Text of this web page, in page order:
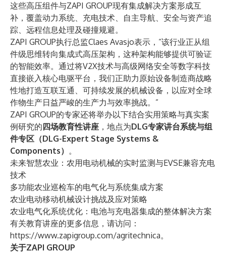
这些高压组件与ZAPI GROUP现有集成解决方案形成互
补，覆盖动力系统、充电技术、自主导航、安全与资产追
踪、远程信息处理及碰撞规避。
ZAPI GROUP执行总监Claes Avasjo表示，“该行业正从组
件级思维转向集成式高压架构，这种架构能够提供可验证
的智能效率。通过将V2X技术与高级网络安全等数字科技
直接嵌入核心电驱平台，我们正助力原始设备制造商战略
性地打造互联互通、可持续发展的机械设备，以应对全球
作物生产日益严峻的生产力与效率挑战。”
ZAPI GROUP的专家还将举办以下结合实用策略与真实案
例研究的四场教育性讲座 ，地点为DLG专家讲台系统与组
件专区（DLG-Expert Stage Systems &
Components） 。
未来智慧农业：农用电动机械的实时监测与EVSE兼容充电
技术
多功能农业巡检车的电气化与系统集成方案
农业电动移动机械设计挑战及应对策略
农业电气化系统优化：电池与充电器集成的整体解决方案
有关教育讲座的更多信息，请访问：
https://www.zapigroup.com/agritechnica。
关于ZAPI GROUP